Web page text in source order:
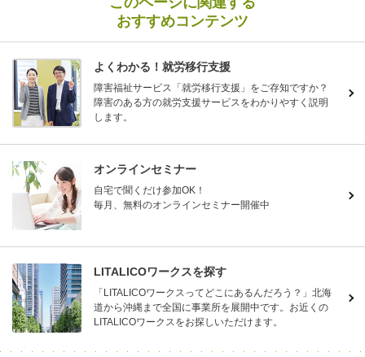
おすすめコンテンツ
よくわかる！就労移行支援
障害福祉サービス「就労移行支援」をご存知ですか？
障害のある方の就労支援サービスをわかりやすく説明
します。
オンラインセミナー
自宅で聞くだけ参加OK！
毎月、無料のオンラインセミナー開催中
LITALICOワークスを探す
「LITALICOワークスってどこにあるんだろう？」北海
道から沖縄まで全国に事業所を展開中です。お近くの
LITALICOワークスをお探しいただけます。